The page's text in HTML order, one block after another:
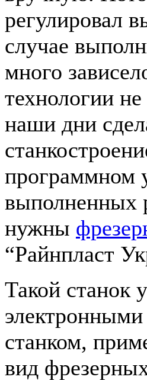
регулировал
случае
много
технологии
наши дни
программном
выполненных
нужны
“Райнпласт
Такой станок
станком,
вид